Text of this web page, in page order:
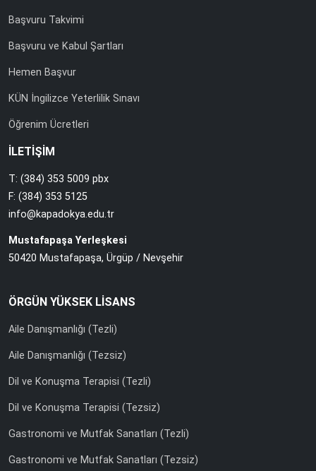
Başvuru Takvimi
Başvuru ve Kabul Şartları
Hemen Başvur
KÜN İngilizce Yeterlilik Sınavı
Öğrenim Ücretleri
İLETİŞİM
T: (384) 353 5009 pbx
F: (384) 353 5125
info@kapadokya.edu.tr
Mustafapaşa Yerleşkesi
50420 Mustafapaşa, Ürgüp / Nevşehir
ÖRGÜN YÜKSEK LİSANS
Aile Danışmanlığı (Tezli)
Aile Danışmanlığı (Tezsiz)
Dil ve Konuşma Terapisi (Tezli)
Dil ve Konuşma Terapisi (Tezsiz)
Gastronomi ve Mutfak Sanatları (Tezli)
Gastronomi ve Mutfak Sanatları (Tezsiz)